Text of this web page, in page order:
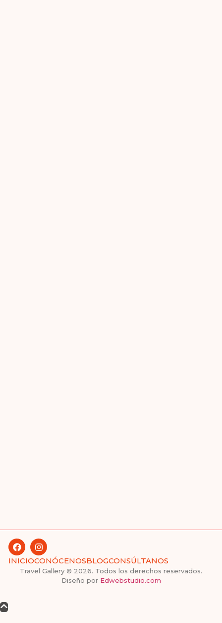
INICIOCONÓCENOSBLOGCONSÚLTANOS
Travel Gallery © 2026. Todos los derechos reservados.
Diseño por Edwebstudio.com